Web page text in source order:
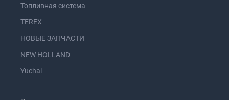
Топливная система
TEREX
НОВЫЕ ЗАПЧАСТИ
NEW HOLLAND
Yuchai